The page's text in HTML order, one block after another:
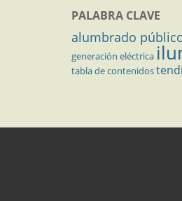
PALABRA CLAVE
alumbrado
generación eléctrica
tabla de contenidos